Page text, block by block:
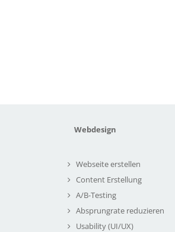
Webdesign
Webseite erstellen
Content Erstellung
A/B-Testing
Absprungrate reduzieren
Usability (UI/UX)